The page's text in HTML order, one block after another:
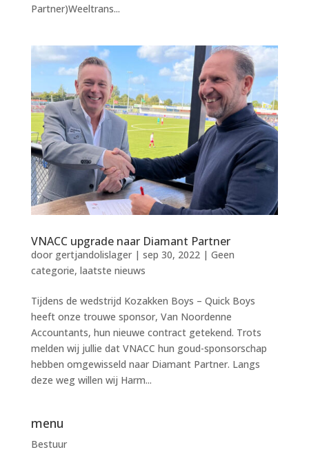
Partner)Weeltrans...
VNACC upgrade naar Diamant Partner
door gertjandolislager| sep 30, 2022| Geen
categorie, laatste nieuws
Tijdens de wedstrijd Kozakken Boys – Quick Boys
heeft onze trouwe sponsor, Van Noordenne
Accountants, hun nieuwe contract getekend. Trots
melden wij jullie dat VNACC hun goud-sponsorschap
hebben omgewisseld naar Diamant Partner. Langs
deze weg willen wij Harm...
menu
Bestuur